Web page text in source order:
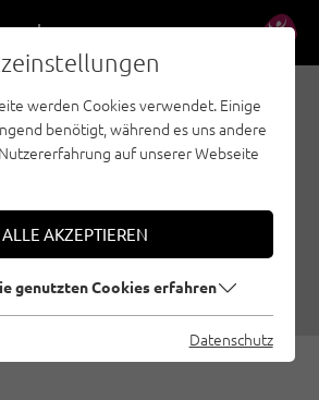
DE EN
RUND
HÜTTE
| Erstellt vonSimon Schöpf |
St. Anton am Arlberg
werden Cookies verwendet. Einige
benötigt, während es uns andere
auf unserer Webseite
ALLE AKZEPTIEREN
genutzten Cookies erfahren
Datenschutz